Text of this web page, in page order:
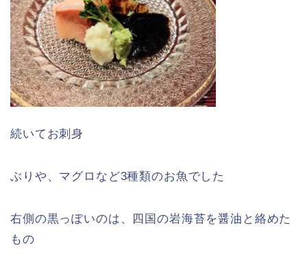
続いてお刺身
ぶりや、マグロなど3種類のお魚でした
右側の黒っぽいのは、四国の岩海苔を醤油と絡めた
もの